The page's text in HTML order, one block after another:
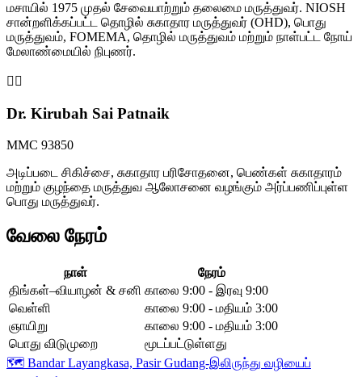
மசாயில் 1975 முதல் சேவையாற்றும் தலைமை மருத்துவர். NIOSH
சான்றளிக்கப்பட்ட தொழில் சுகாதார மருத்துவர் (OHD), பொது
மருத்துவம், FOMEMA, தொழில் மருத்துவம் மற்றும் நாள்பட்ட நோய்
மேலாண்மையில் நிபுணர்.
👩‍⚕️
Dr. Kirubah Sai Patnaik
MMC 93850
அடிப்படை சிகிச்சை, சுகாதார பரிசோதனை, பெண்கள் சுகாதாரம்
மற்றும் குழந்தை மருத்துவ ஆலோசனை வழங்கும் அர்ப்பணிப்புள்ள
பொது மருத்துவர்.
வேலை நேரம்
நாள்
நேரம்
திங்கள்–வியாழன் & சனி காலை 9:00 - இரவு 9:00
வெள்ளி
காலை 9:00 - மதியம் 3:00
ஞாயிறு
காலை 9:00 - மதியம் 3:00
பொது விடுமுறை
மூடப்பட்டுள்ளது
🗺️ Bandar Layangkasa, Pasir Gudang-இலிருந்து வழியைப்